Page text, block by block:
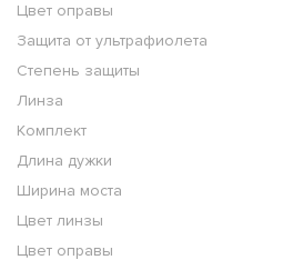
Цвет оправы
Защита от ультрафиолета
Степень защиты
Линза
Комплект
Длина дужки
Ширина моста
Цвет линзы
Цвет оправы